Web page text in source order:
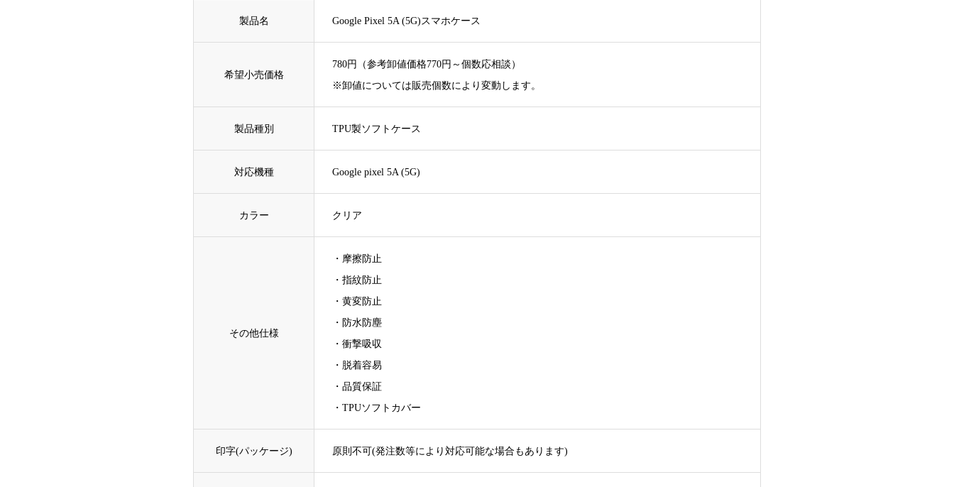
製品名 Google Pixel 5A (5G)スマホケース
希望小売価格
780円（参考卸値価格770円～個数応相談）
※卸値については販売個数により変動します。
製品種別 TPU製ソフトケース
対応機種 Google pixel 5A (5G)
カラー クリア
その他仕様
・摩擦防止
・指紋防止
・黄変防止
・防水防塵
・衝撃吸収
・脱着容易
・品質保証
・TPUソフトカバー
印字(パッケージ) 原則不可(発注数等により対応可能な場合もあります)